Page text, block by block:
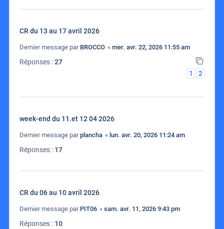
CR du 13 au 17 avril 2026
Dernier message par BROCCO « mer. avr. 22, 2026 11:55 am
Réponses :27
1
2
week-end du 11.et 12 04 2026
Dernier message parplancha « lun. avr. 20, 2026 11:24 am
Réponses : 17
CR du 06 au 10 avril 2026
Dernier message par PIT06 « sam. avr. 11, 2026 9:43 pm
Réponses : 10